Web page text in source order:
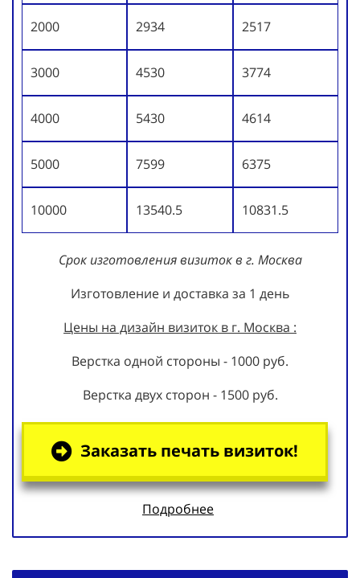
2000 2934 2517
3000 4530 3774
4000 5430 4614
5000 7599 6375
10000 13540.5 10831.5
Срок изготовления визиток в г. Москва
Изготовление и доставка за 1 день
Цены на дизайн визиток в г. Москва :
Верстка одной стороны - 1000 руб.
Верстка двух сторон - 1500 руб.
Заказать печать визиток!
Подробнее